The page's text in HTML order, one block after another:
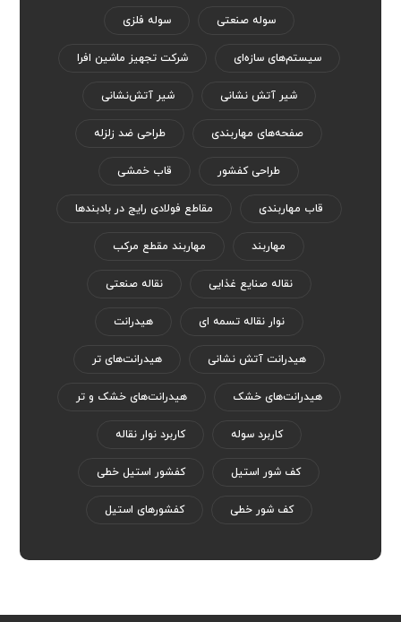
سوله صنعتی سوله فلزی
سیستم‌های سازه‌ای شرکت تجهیز ماشین افرا
شیر آتش نشانی شیر آتش‌نشانی
صفحه‌های مهاربندی طراحی ضد زلزله
طراحی کفشور قاب خمشی
قاب مهاربندی مقاطع فولادی رایج در بادبندها
مهاربند مهاربند مقطع مرکب
نقاله صنایع غذایی نقاله صنعتی
نوار نقاله تسمه ای هیدرانت
هیدرانت آتش نشانی هیدرانت‌های تر
هیدرانت‌های خشک هیدرانت‌های خشک و تر
کاربرد سوله کاربرد نوار نقاله
کف شور استیل کفشور استیل خطی
کف شور خطی کفشورهای استیل